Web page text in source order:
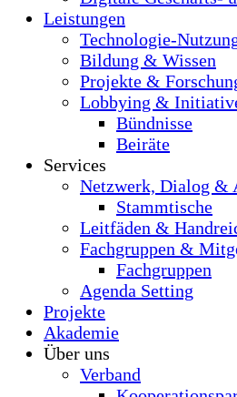
Leistungen
Technologie-
Bildung & Wissen
Projekte &
Lobbying &
Bündnisse
Beiräte
Services
Netzwerk, Dialog &
Stammtische
Leitfäden &
Fachgruppen &
Fachgruppen
Agenda Setting
Projekte
Akademie
Über uns
Verband